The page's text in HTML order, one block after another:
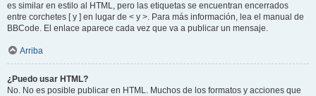
es similar en estilo al HTML, pero las etiquetas se encuentran encerrados
entre corchetes [ y ] en lugar de < y >. Para más información, lea el manual de
BBCode. El enlace aparece cada vez que va a publicar un mensaje.
Arriba
¿Puedo usar HTML?
No. No es posible publicar en HTML. Muchos de los formatos y acciones que